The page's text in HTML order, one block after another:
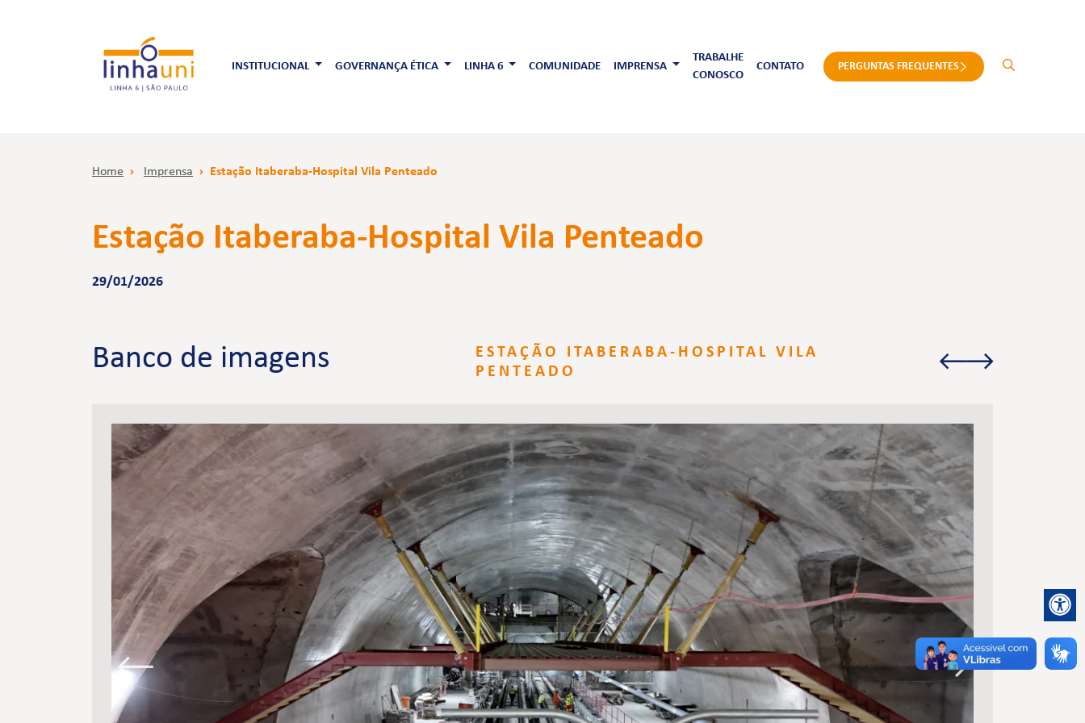
INSTITUCIONAL GOVERNANÇA ÉTICA LINHA 6 COMUNIDADE IMPRENSA
TRABALHE
CONOSCO
CONTATO PERGUNTAS FREQUENTES
Home Imprensa Estação Itaberaba-Hospital Vila Penteado
Estação Itaberaba-Hospital Vila Penteado
29/01/2026
Banco de imagens
ESTAÇÃO ITABERABA-HOSPITAL VILA
PENTEADO